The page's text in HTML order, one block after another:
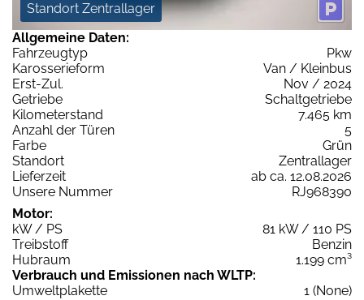
Standort Zentrallager
Allgemeine Daten:
Fahrzeugtyp
Pkw
Karosserieform
Van / Kleinbus
Erst-Zul.
Nov / 2024
Getriebe
Schaltgetriebe
Kilometerstand
7.465 km
Anzahl der Türen
5
Farbe
Grün
Standort
Zentrallager
Lieferzeit
ab ca. 12.08.2026
Unsere Nummer
RJ968390
Motor:
kW / PS
81 kW / 110 PS
Treibstoff
Benzin
Hubraum
1.199 cm³
Verbrauch und Emissionen nach WLTP:
Umweltplakette
1 (None)